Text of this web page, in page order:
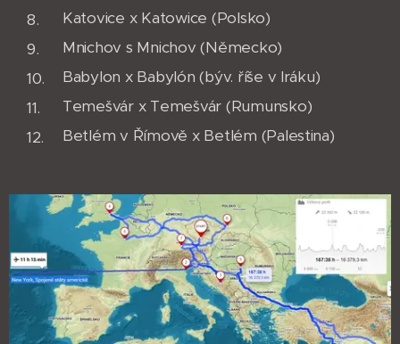
Katovice x Katowice (Polsko)
Mnichov s Mnichov (Německo)
Babylon x Babylón (býv. říše v Iráku)
Temešvár x Temešvár (Rumunsko)
Betlém v Římově x Betlém (Palestina)